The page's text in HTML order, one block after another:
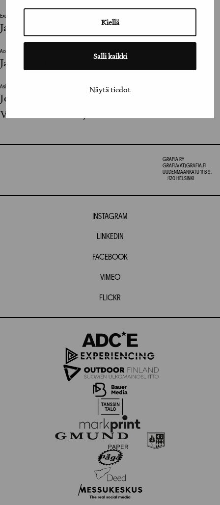
Kiellä
Salli kaikki
Näytä tiedot
Executive Creative Director
Jarno Luotonen
Account Director
Janne Malinen
Asiakkaan vastuuhenkilö / Client's Representative
Johanna Tyynelä, Annika Ruohonen, Mats Selin,
Victoria Shishkova, Anniina Merilinna
GRAFIA RY
GRAFIA(AT)GRAFIA.FI
UUDENMAANKATU 11 B 9,
00120 HELSINKI
INSTAGRAM
LINKEDIN
FACEBOOK
VIMEO
FLICKR